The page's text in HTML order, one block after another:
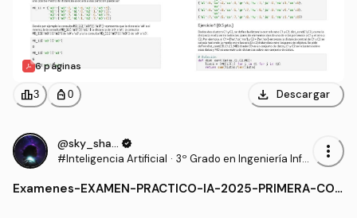
6 páginas
leaderboard3 personal_bag 0 download Descargar
@sky_shadow
verified
#Inteligencia Artificial · 3º Grado en Ingeniería Infor
ware (US)
more_vert
Examenes-EXAMEN-PRACTICO-IA-2025-PRIMERA-CON